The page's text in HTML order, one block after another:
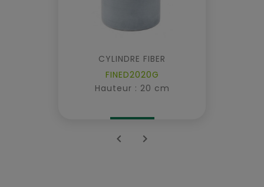
CYLINDRE FIBER
FINED2020G
Hauteur : 20 cm
 